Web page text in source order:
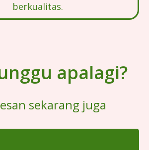
berkualitas.
apalagi?
sekarang juga